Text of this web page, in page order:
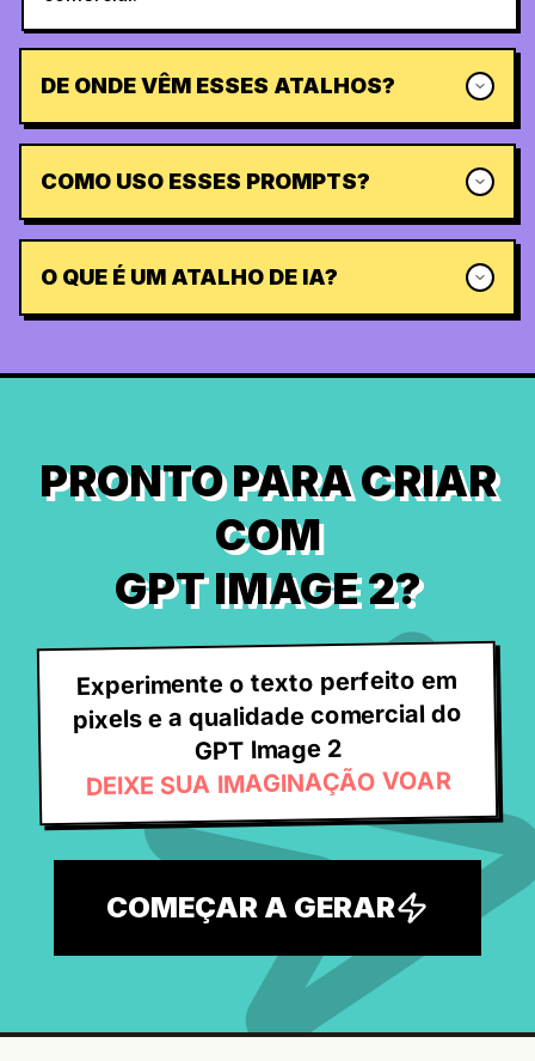
DE ONDE VÊM ESSES ATALHOS?
COMO USO ESSES PROMPTS?
O QUE É UM ATALHO DE IA?
PRONTO PARA CRIAR
COM
GPT IMAGE 2?
Experimente o texto perfeito em
pixels e a qualidade comercial do
GPT Image 2
DEIXE SUA IMAGINAÇÃO VOAR
COMEÇAR A GERAR